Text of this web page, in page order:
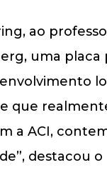
ao
uma placa
que
a ACI,
destacou